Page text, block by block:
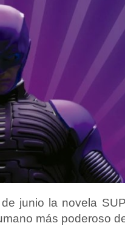
junio la novela
más poderoso